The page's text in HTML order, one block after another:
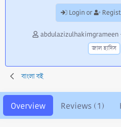
Login or
A
o
r
abdulazizulhakimgrameen
জাল হাদিস
বাংলা বই
Overview Reviews (1)